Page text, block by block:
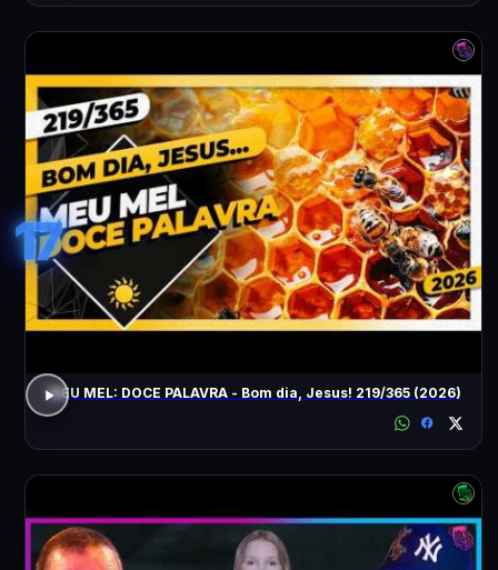
17
MEU MEL: DOCE PALAVRA - Bom dia, Jesus! 219/365 (2026)